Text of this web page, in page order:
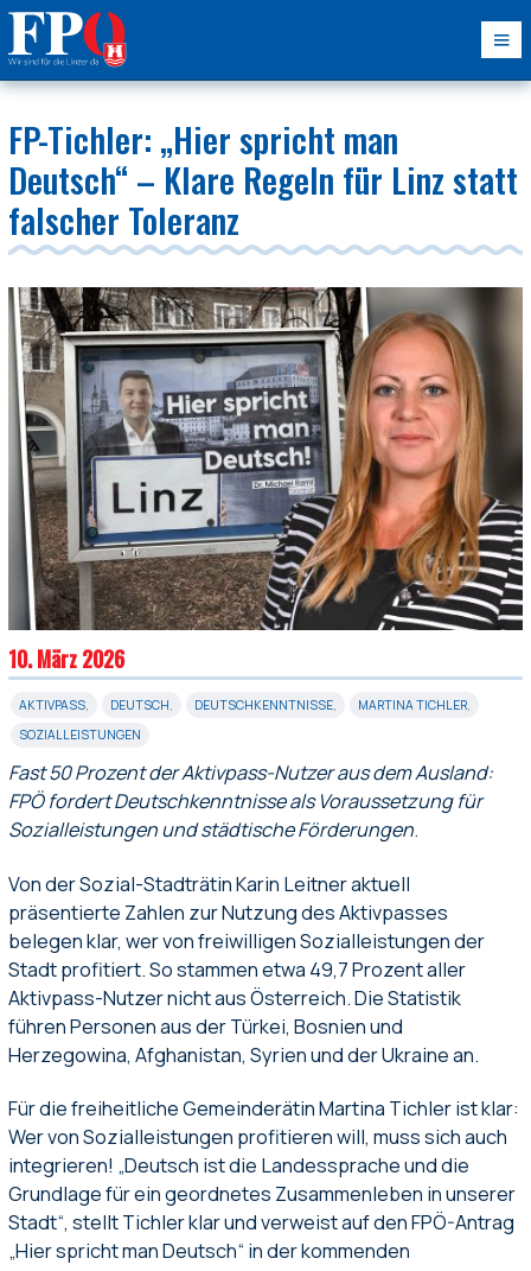
FP-Tichler: „Hier spricht man
Deutsch“ – Klare Regeln für Linz statt
falscher Toleranz
10. März 2026
AKTIVPASS, DEUTSCH, DEUTSCHKENNTNISSE, MARTINA TICHLER,
SOZIALLEISTUNGEN
Fast 50 Prozent der Aktivpass-Nutzer aus dem Ausland:
FPÖ fordert Deutschkenntnisse als Voraussetzung für
Sozialleistungen und städtische Förderungen.
Von der Sozial-Stadträtin Karin Leitner aktuell
präsentierte Zahlen zur Nutzung des Aktivpasses
belegen klar, wer von freiwilligen Sozialleistungen der
Stadt profitiert. So stammen etwa 49,7 Prozent aller
Aktivpass-Nutzer nicht aus Österreich. Die Statistik
führen Personen aus der Türkei, Bosnien und
Herzegowina, Afghanistan, Syrien und der Ukraine an.
Für die freiheitliche Gemeinderätin Martina Tichler ist klar:
Wer von Sozialleistungen profitieren will, muss sich auch
integrieren! „Deutsch ist die Landessprache und die
Grundlage für ein geordnetes Zusammenleben in unserer
Stadt“, stellt Tichler klar und verweist auf den FPÖ-Antrag
„Hier spricht man Deutsch“ in der kommenden